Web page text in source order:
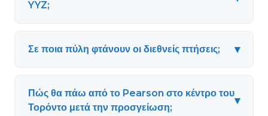
YYZ;
Σε ποια πύλη φτάνουν οι διεθνείς πτήσεις; ▾
Πώς θα πάω από το Pearson στο κέντρο του
Τορόντο μετά την προσγείωση;
▾